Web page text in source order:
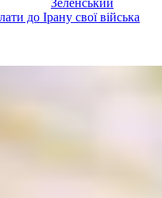
Зеленський
до Ірану свої війська